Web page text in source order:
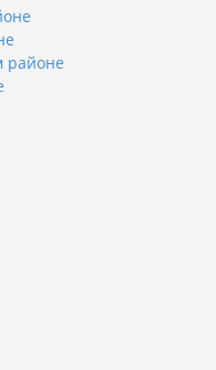
районе